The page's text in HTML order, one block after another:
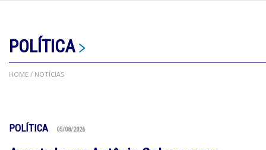
POLÍTICA
HOME / NOTÍCIAS
POLÍTICA 05/08/2026